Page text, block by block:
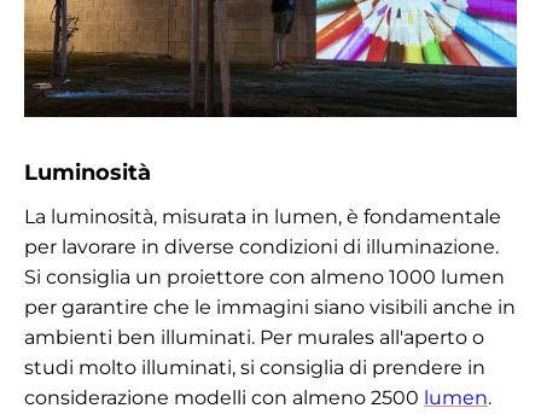
Luminosità
La luminosità, misurata in lumen, è fondamentale
per lavorare in diverse condizioni di illuminazione.
Si consiglia un proiettore con almeno 1000 lumen
per garantire che le immagini siano visibili anche in
ambienti ben illuminati. Per murales all'aperto o
studi molto illuminati, si consiglia di prendere in
considerazione modelli con almeno 2500 lumen.